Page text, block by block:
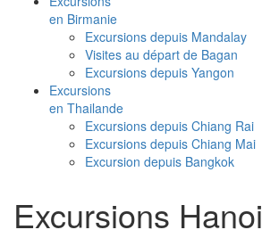
en Birmanie
Excursions depuis Mandalay
Visites au départ de Bagan
Excursions depuis Yangon
Excursions
en Thailande
Excursions depuis Chiang Rai
Excursions depuis Chiang Mai
Excursion depuis Bangkok
Excursions Hanoi